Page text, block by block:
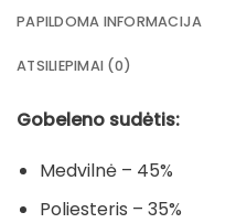
PAPILDOMA INFORMACIJA
ATSILIEPIMAI (0)
Gobeleno sudėtis:
Medvilnė – 45%
Poliesteris – 35%